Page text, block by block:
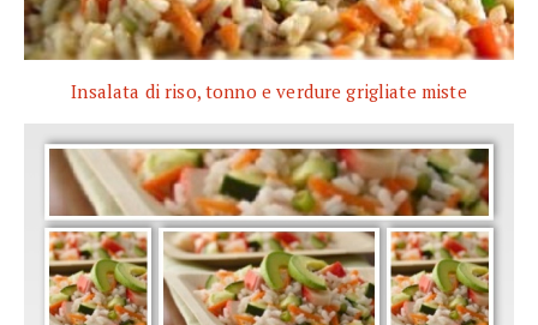
Insalata di riso, tonno e verdure grigliate miste